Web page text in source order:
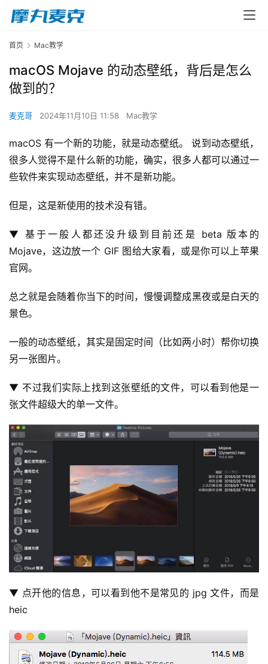
首页 Mac教学
macOS Mojave 的动态壁纸，背后是怎么
做到的？
麦克哥 2024年11月10日 11:58 Mac教学
macOS 有一个新的功能，就是动态壁纸。 说到动态壁纸，
很多人觉得不是什么新的功能，确实，很多人都可以通过一
些软件来实现动态壁纸，并不是新功能。
但是，这是新使用的技术没有错。
▼ 基于一般人都还没升级到目前还是 beta 版本的
Mojave，这边放一个 GIF 图给大家看，或是你可以上苹果
官网。
总之就是会随着你当下的时间，慢慢调整成黑夜或是白天的
景色。
一般的动态壁纸，其实是固定时间（比如两小时）帮你切换
另一张图片。
▼ 不过我们实际上找到这张壁纸的文件，可以看到他是一
张文件超级大的单一文件。
▼ 点开他的信息，可以看到他不是常见的 jpg 文件，而是
heic